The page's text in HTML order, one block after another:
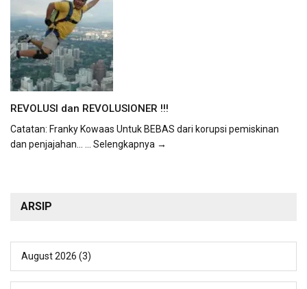
REVOLUSI dan REVOLUSIONER !!!
Catatan: Franky Kowaas Untuk BEBAS dari korupsi pemiskinan
dan penjajahan...
... Selengkapnya →
ARSIP
August 2026 (3)